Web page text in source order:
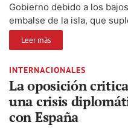
Gobierno debido a los
embalse de la isla, que
Leer más
INTERNACIONALES
La oposición
una crisis
con España